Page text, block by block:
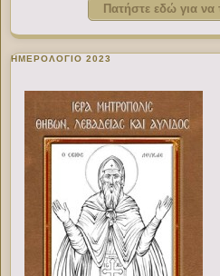
Πατήστε εδώ για να
ΗΜΕΡΟΛΟΓΙΟ 2023